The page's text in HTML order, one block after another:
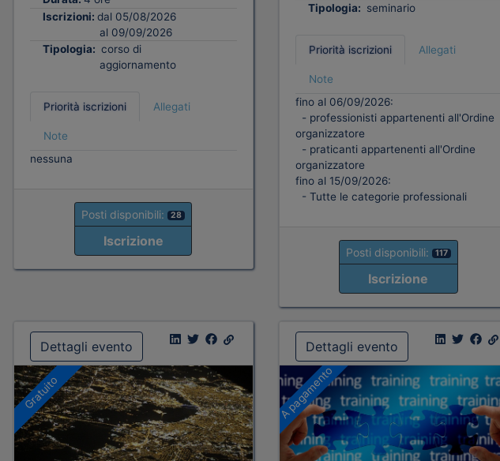
Iscrizioni: dal 05/08/2026
al 09/09/2026
Tipologia: corso di
aggiornamento
Priorità iscrizioni Allegati
Note
nessuna
Posti disponibili: 28
Iscrizione
Tipologia: seminario
Priorità iscrizioni Allegati
Note
fino al 06/09/2026:
- professionisti appartenenti all'Ordine
organizzatore
- praticanti appartenenti all'Ordine
organizzatore
fino al 15/09/2026:
- Tutte le categorie professionali
Posti disponibili: 117
Iscrizione
Dettagli evento
Gratuito
Dettagli evento
A pagamento